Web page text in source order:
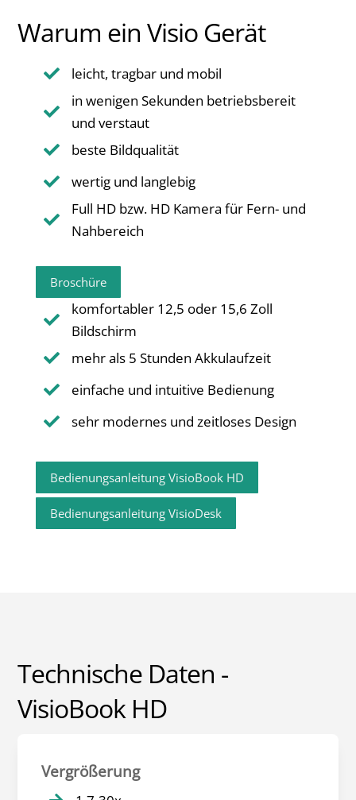
Warum ein Visio Gerät
 leicht, tragbar und mobil

in wenigen Sekunden betriebsbereit
und verstaut
 beste Bildqualität
 wertig und langlebig

Full HD bzw. HD Kamera für Fern- und
Nahbereich
Broschüre

komfortabler 12,5 oder 15,6 Zoll
Bildschirm
 mehr als 5 Stunden Akkulaufzeit
 einfache und intuitive Bedienung
 sehr modernes und zeitloses Design
Bedienungsanleitung VisioBook HD
Bedienungsanleitung VisioDesk
Technische Daten -
VisioBook HD
Vergrößerung